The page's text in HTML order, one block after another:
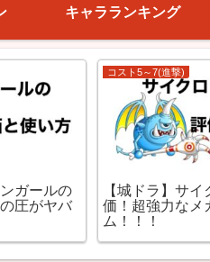
キャラランキング
ガールの
圧がヤバ
コスト5～7(進撃)
【城ドラ】サ
価！超強力なメ
ム！！！